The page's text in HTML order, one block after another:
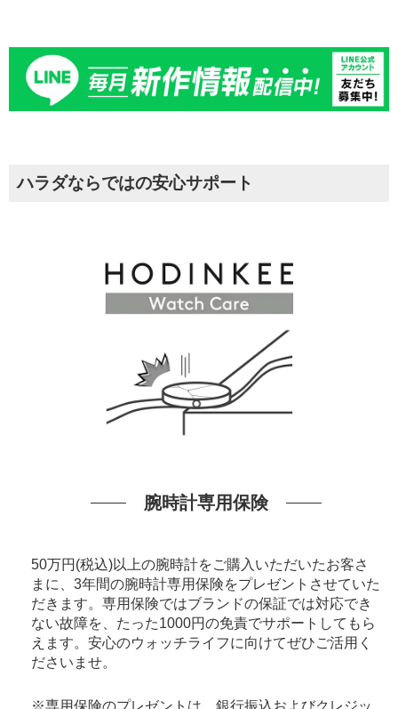
ハラダならではの安心サポート
腕時計専用保険
50万円(税込)以上の腕時計をご購入いただいたお客さ
まに、3年間の腕時計専用保険をプレゼントさせていた
だきます。専用保険ではブランドの保証では対応でき
ない故障を、たった1000円の免責でサポートしてもら
えます。安心のウォッチライフに向けてぜひご活用く
ださいませ。
※専用保険のプレゼントは、銀行振込およびクレジッ